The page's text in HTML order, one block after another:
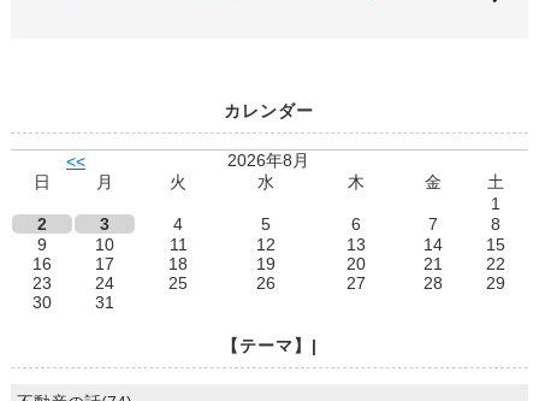
カレンダー
<<
2026年8月
日
月 火 水 木 金
土
1
2
3 4 5 6 7
8
9
10 11 12 13 14
15
16
17 18 19 20 21
22
23
24 25 26 27 28
29
30
31
【テーマ】|